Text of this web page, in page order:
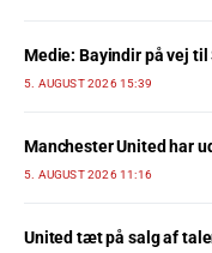
Medie: Bayindir på vej til
5. AUGUST 2026 15:39
Manchester United har
5. AUGUST 2026 11:16
United tæt på salg af